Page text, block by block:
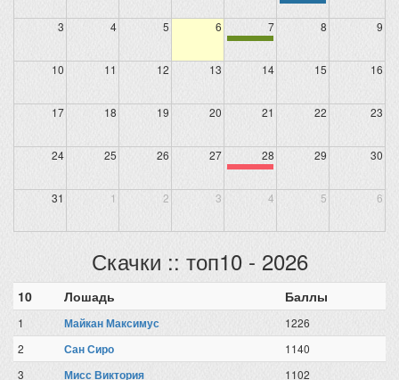
3 4 5 6 7 8 9
10 11 12 13 14 15 16
17 18 19 20 21 22 23
24 25 26 27 28 29 30
31 1 2 3 4 5 6
Скачки :: топ10 - 2026
10 Лошадь Баллы
1 Майкан Максимус
1226
2
Сан Сиро
1140
3
Мисс Виктория 1102